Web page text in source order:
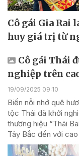
Cô gái Gia Rai
huy giá trị từ
Cô gái Thái
nghiệp trên
19/09/2025 09:10
Biến nỗi nhớ quê
tộc Thái đã khởi
thương hiệu “Thái
Tây Bắc đến với